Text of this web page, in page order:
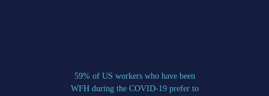
59% of US workers who have been
WFH during the COVID-19 prefer to